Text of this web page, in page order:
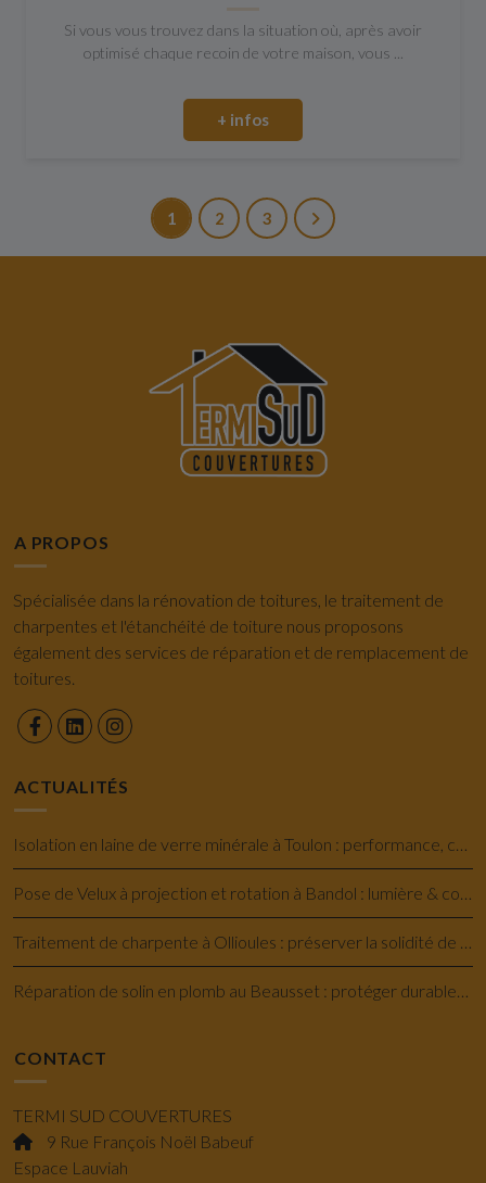
Si vous vous trouvez dans la situation où, après avoir
optimisé chaque recoin de votre maison, vous ...
+ infos
1 2 3
A PROPOS
Spécialisée dans la rénovation de toitures, le traitement de
charpentes et l'étanchéité de toiture nous proposons
également des services de réparation et de remplacement de
toitures.
ACTUALITÉS
Isolation en laine de verre minérale à Toulon : performance, confort et économie
Pose de Velux à projection et rotation à Bandol : lumière & confort savoir-faire
Traitement de charpente à Ollioules : préserver la solidité de votre maison
Réparation de solin en plomb au Beausset : protéger durablement votre toiture
CONTACT
TERMI SUD COUVERTURES
9 Rue François Noël Babeuf
Espace Lauviah